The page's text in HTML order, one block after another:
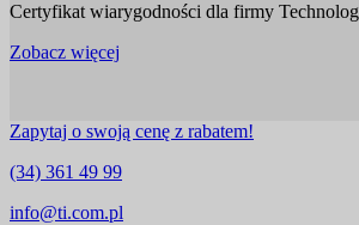
Certyfikat wiarygodności dla firmy
Zobacz więcej
Zapytaj o swoją cenę z rabatem!
(34) 361 49 99
info@ti.com.pl